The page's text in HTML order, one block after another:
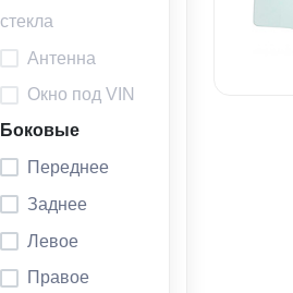
стекла
Антенна
Окно под VIN
Боковые
Переднее
Заднее
Левое
Правое